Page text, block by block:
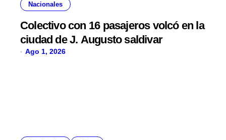
Nacionales
Colectivo con 16 pasajeros volcó en la
ciudad de J. Augusto saldivar
Ago 1, 2026